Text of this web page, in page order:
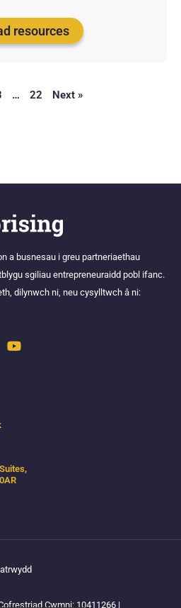
resources
… 22 Next »
a busnesau i greu partneriaethau
sgiliau entrepreneuraidd pobl ifanc.
dilynwch ni, neu cysylltwch â ni:
Cwmni: 10411266 |